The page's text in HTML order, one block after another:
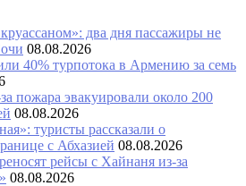
два дня пассажиры не
08.08.2026
40% турпотока в Армению за семь
пожара эвакуировали около 200
08.08.2026
туристы рассказали о
с Абхазией 08.08.2026
рейсы с Хайнаня из-за
08.08.2026